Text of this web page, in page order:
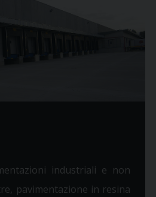
industriali e non
pavimentazione in resina